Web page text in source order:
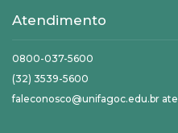
Atendimento
0800-037-5600
(32) 3539-5600
faleconosco@unifagoc.edu.br